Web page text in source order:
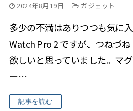
2024年8月19日 ガジェット
多少の不満はありつつも気に
Watch Pro 2 ですが、つねづ
欲しいと思っていました。マ
ー…
記事を読む